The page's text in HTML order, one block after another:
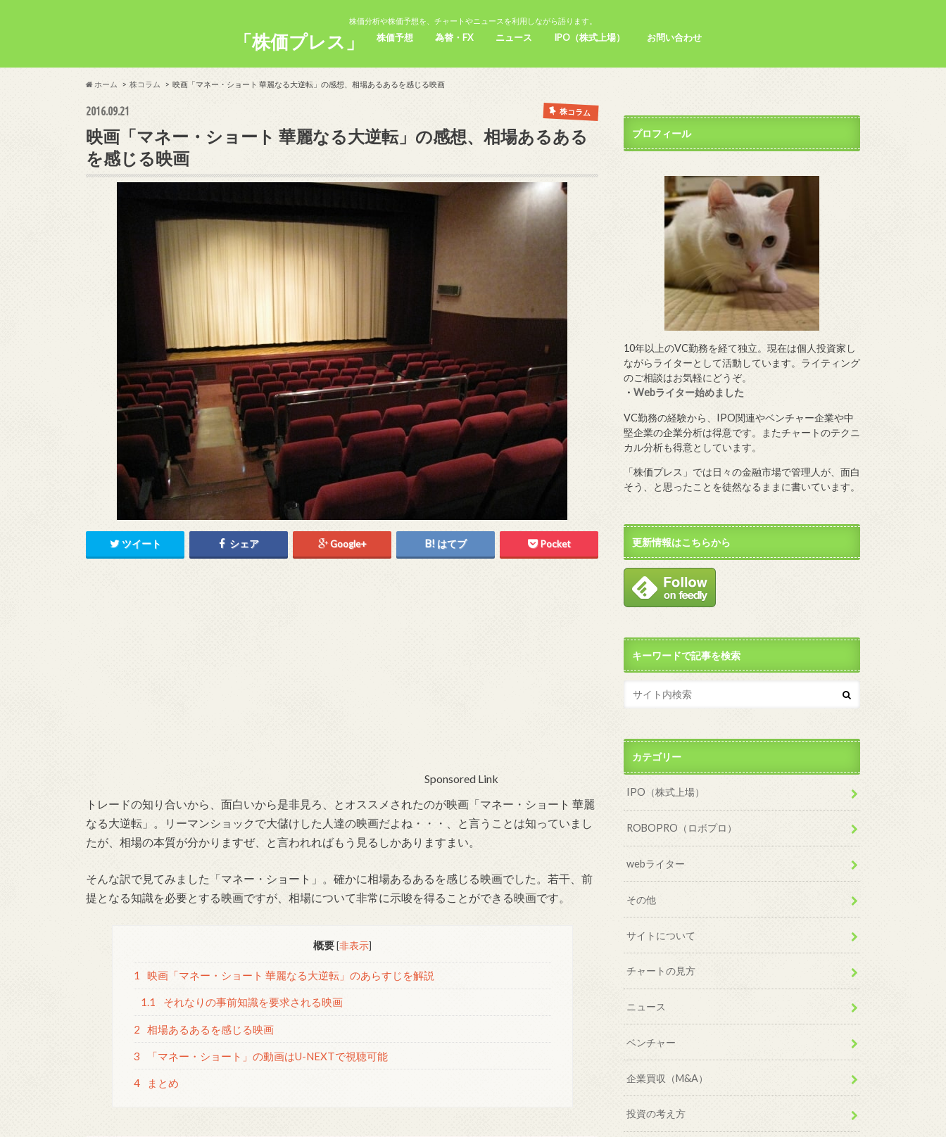
株価分析や株価予想を、チャートやニュースを利用しながら語ります。
「株価プレス」 株価予想 為替・FX ニュース IPO（株式上場） お問い合わせ
ホーム 株コラム 映画「マネー・ショート 華麗なる大逆転」の感想、相場あるあるを感じる映画
2016.09.21 株コラム
映画「マネー・ショート 華麗なる大逆転」の感想、相場あるある
を感じる映画
ツイート シェア Google+ はてブ Pocket
Sponsored Link
トレードの知り合いから、面白いから是非見ろ、とオススメされたのが映画「マネー・ショート 華麗
なる大逆転」。リーマンショックで大儲けした人達の映画だよね・・・、と言うことは知っていまし
たが、相場の本質が分かりますぜ、と言われればもう見るしかありますまい。
そんな訳で見てみました「マネー・ショート」。確かに相場あるあるを感じる映画でした。若干、前
提となる知識を必要とする映画ですが、相場について非常に示唆を得ることができる映画です。
概要 [非表示]
1 映画「マネー・ショート 華麗なる大逆転」のあらすじを解説
1.1 それなりの事前知識を要求される映画
2 相場あるあるを感じる映画
3 「マネー・ショート」の動画はU-NEXTで視聴可能
4 まとめ
プロフィール
10年以上のVC勤務を経て独立。現在は個人投資家し
ながらライターとして活動しています。ライティング
のご相談はお気軽にどうぞ。
・ Webライター始めました
VC勤務の経験から、IPO関連やベンチャー企業や中
堅企業の企業分析は得意です。またチャートのテクニ
カル分析も得意としています。
「株価プレス」では日々の金融市場で管理人が、面白
そう、と思ったことを徒然なるままに書いています。
更新情報はこちらから
キーワードで記事を検索
カテゴリー
IPO（株式上場）
ROBOPRO（ロボプロ）
webライター
その他
サイトについて
チャートの見方
ニュース
ベンチャー
企業買収（M&A）
投資の考え方